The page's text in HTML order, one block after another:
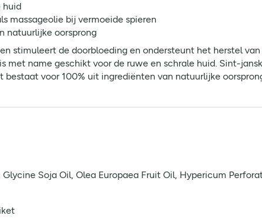
huid
massageolie bij vermoeide spieren
natuurlijke oorsprong
stimuleert de doorbloeding en ondersteunt het herstel
met name geschikt voor de ruwe en schrale huid. Sint-
bestaat voor 100% uit ingrediënten van natuurlijke
Soja Oil, Olea Europaea Fruit Oil, Hypericum